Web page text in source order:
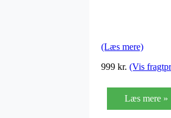
(Læs mere)
999 kr. (Vis
Læs mere »